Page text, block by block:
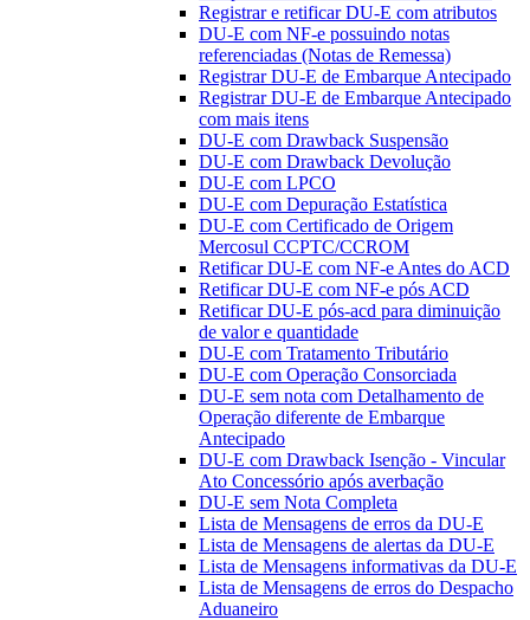
Registrar e retificar DU-E com atributos
DU-E com NF-e possuindo notas
referenciadas (Notas de Remessa)
Registrar DU-E de Embarque Antecipado
Registrar DU-E de Embarque Antecipado
com mais itens
DU-E com Drawback Suspensão
DU-E com Drawback Devolução
DU-E com LPCO
DU-E com Depuração Estatística
DU-E com Certificado de Origem
Mercosul CCPTC/CCROM
Retificar DU-E com NF-e Antes do ACD
Retificar DU-E com NF-e pós ACD
Retificar DU-E pós-acd para diminuição
de valor e quantidade
DU-E com Tratamento Tributário
DU-E com Operação Consorciada
DU-E sem nota com Detalhamento de
Operação diferente de Embarque
Antecipado
DU-E com Drawback Isenção - Vincular
Ato Concessório após averbação
DU-E sem Nota Completa
Lista de Mensagens de erros da DU-E
Lista de Mensagens de alertas da DU-E
Lista de Mensagens informativas da DU-E
Lista de Mensagens de erros do Despacho
Aduaneiro